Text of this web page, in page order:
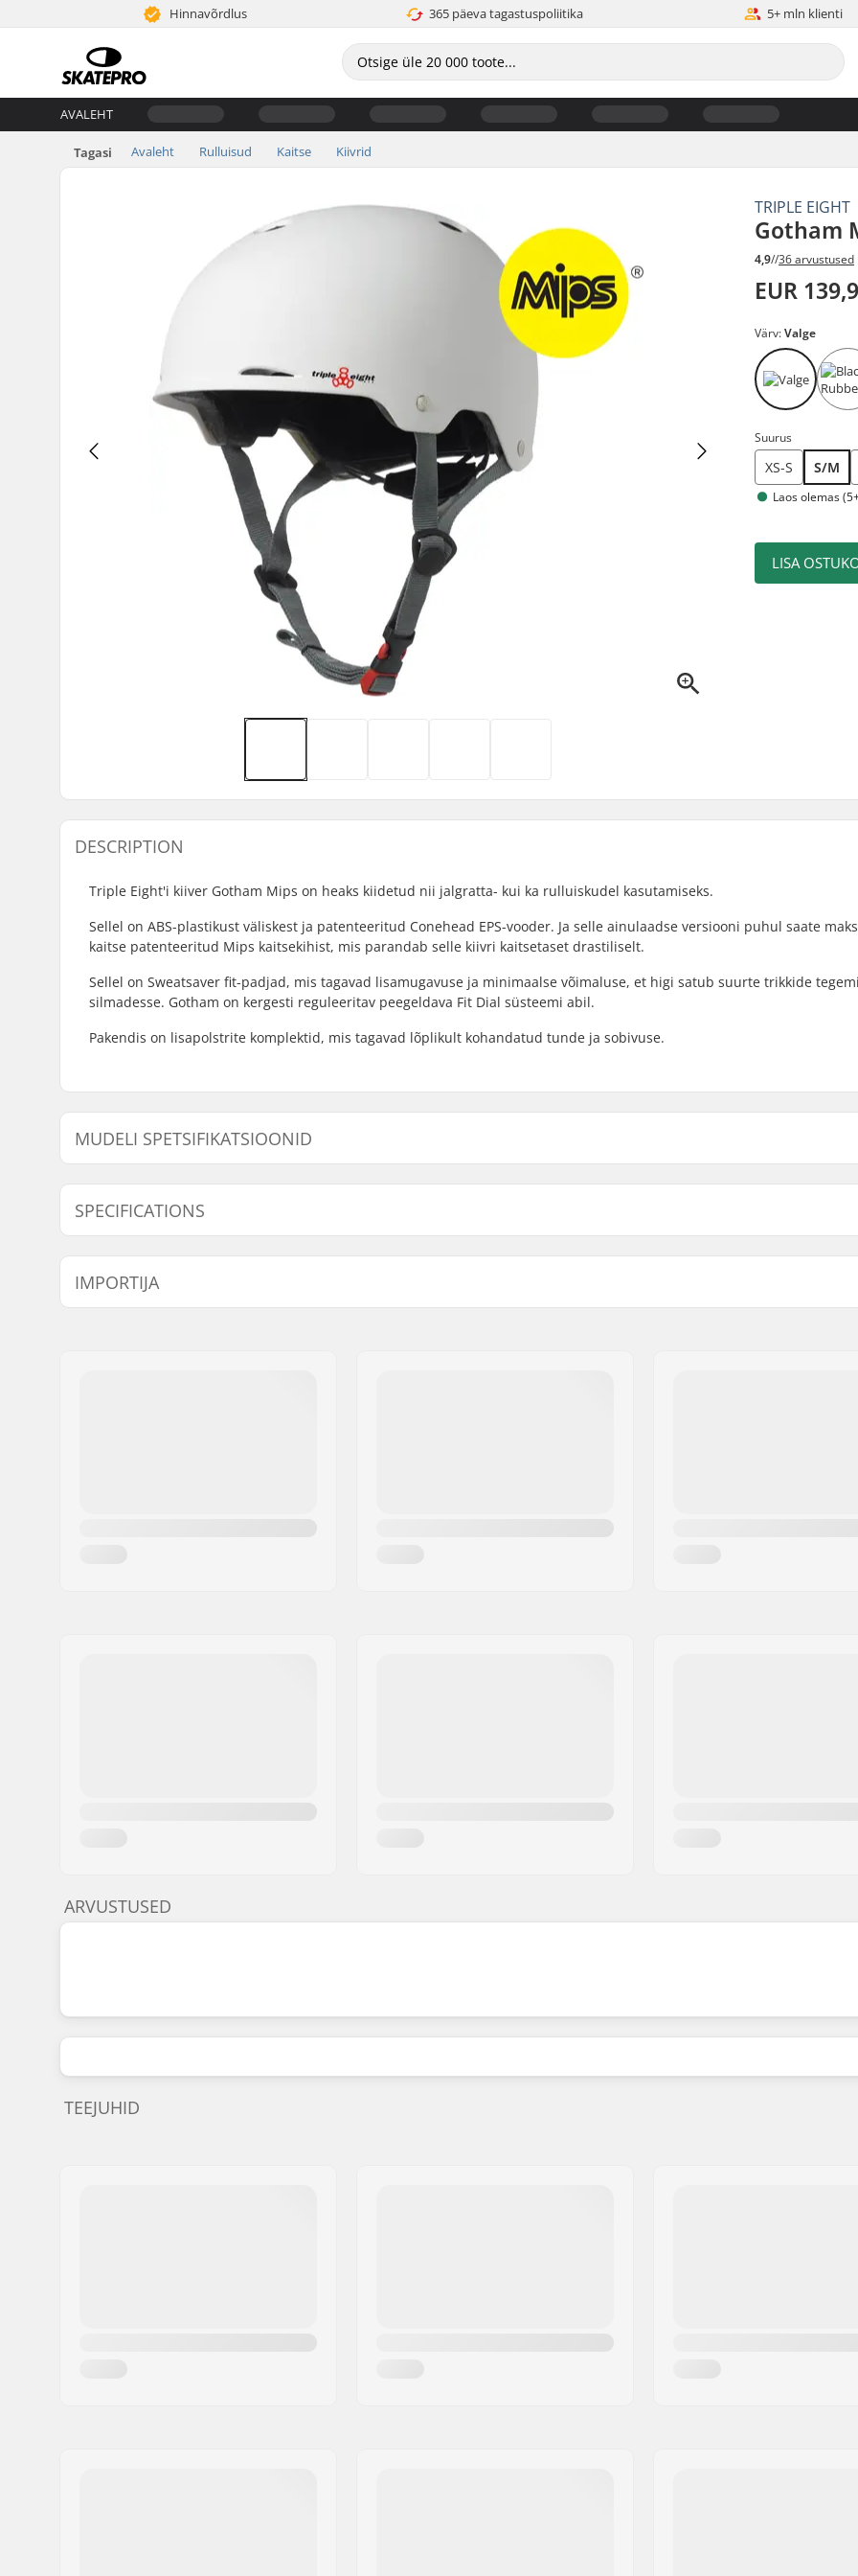
Hinnavõrdlus 365 päeva tagastuspoliitika 5+ mln klienti
AVALEHT
Tagasi Avaleht Rulluisud Kaitse Kiivrid
TRIPLE EIGHT
Gotham
4,9//36 arvustused
EUR
Värv:Valge
Suurus
XS-S S/M
Laos olemas
LISA
DESCRIPTION
Triple Eight'i kiiver Gotham Mips on heaks kiidetud nii jalgratta- kui ka rulluiskudel kasutamiseks.
Sellel on ABS-plastikust väliskest ja patenteeritud Conehead EPS-vooder. Ja selle ainulaadse versiooni puhul saate
kaitse patenteeritud Mips kaitsekihist, mis parandab selle kiivri kaitsetaset drastiliselt.
Sellel on Sweatsaver fit-padjad, mis tagavad lisamugavuse ja minimaalse võimaluse, et higi satub suurte trikkide
silmadesse. Gotham on kergesti reguleeritav peegeldava Fit Dial süsteemi abil.
Pakendis on lisapolstrite komplektid, mis tagavad lõplikult kohandatud tunde ja sobivuse.
MUDELI SPETSIFIKATSIOONID
XS-S
18.90" (48cm), 19.29" (49cm), 19.69" (50cm), 20.08" (51cm), 20.47" (52cm), 20.87" (53cm), 21.56" (54cm)
S/M
21.65" (55cm),
SPECIFICATIONS
Suurus reguleeritav:
Yes
Sertifikaadid:
Väliskesta tüüp:
ABS
Polsterdusmaterjal:
Lisapolsterdus lisatud:
IMPORTIJA
ARVUSTUSED
TEEJUHID